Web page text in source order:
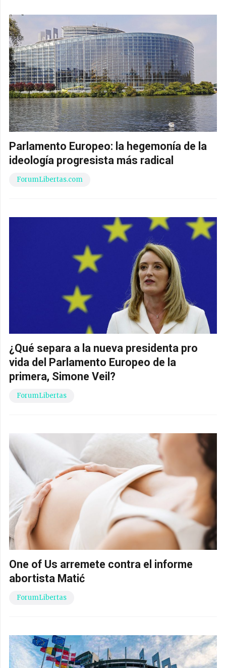
Parlamento Europeo: la hegemonía de la
ideología progresista más radical
ForumLibertas.com
¿Qué separa a la nueva presidenta pro
vida del Parlamento Europeo de la
primera, Simone Veil?
ForumLibertas
One of Us arremete contra el informe
abortista Matić
ForumLibertas